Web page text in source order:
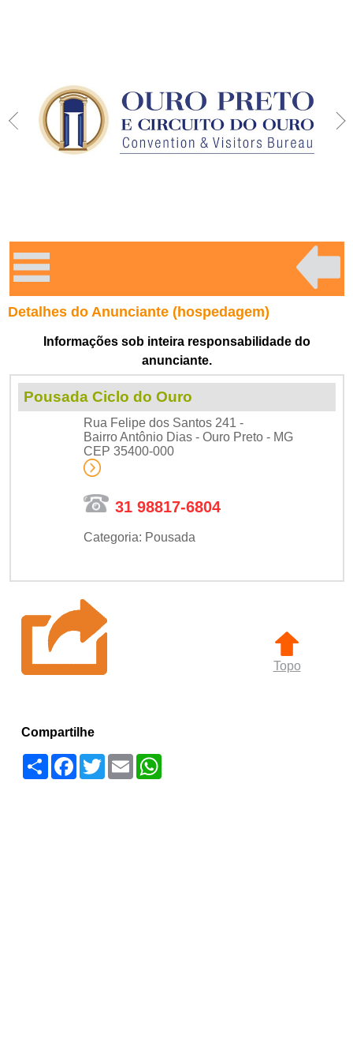
Detalhes do Anunciante (hospedagem)
Informações sob inteira responsabilidade do
anunciante.
Pousada Ciclo do Ouro
Rua Felipe dos Santos 241 -
Bairro Antônio Dias - Ouro Preto - MG
CEP 35400-000
31 98817-6804
Categoria: Pousada
Topo
Compartilhe
Compartilhar
Facebook
TwitterEmailWhatsApp